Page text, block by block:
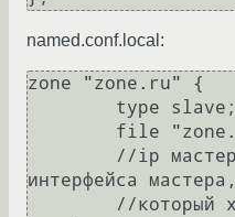
named.conf.local:
zone "zone.ru" {
интерфейса